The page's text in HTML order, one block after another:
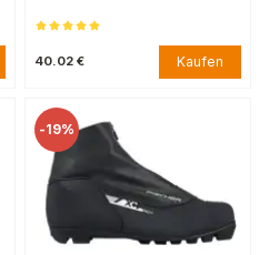
40.02 € Kaufen
-19%